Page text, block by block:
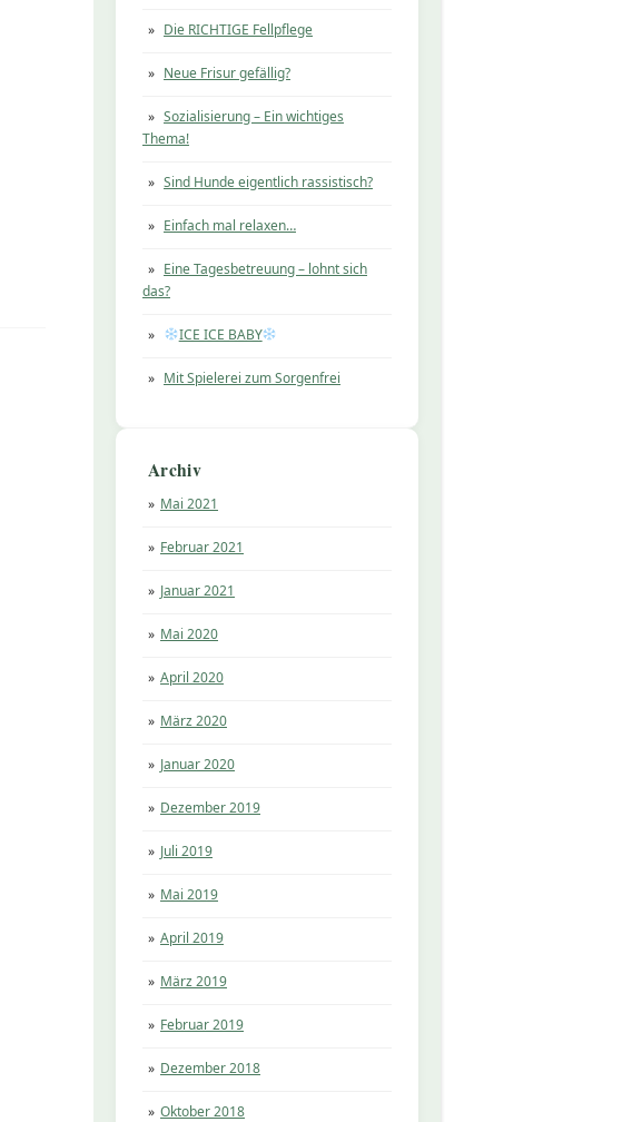
Die RICHTIGE Fellpflege
Neue Frisur gefällig?
Sozialisierung – Ein wichtiges
Thema!
Sind Hunde eigentlich rassistisch?
Einfach mal relaxen…
Eine Tagesbetreuung – lohnt sich
das?
ICE ICE BABY
Mit Spielerei zum Sorgenfrei
Archiv
Mai 2021
Februar 2021
Januar 2021
Mai 2020
April 2020
März 2020
Januar 2020
Dezember 2019
Juli 2019
Mai 2019
April 2019
März 2019
Februar 2019
Dezember 2018
Oktober 2018